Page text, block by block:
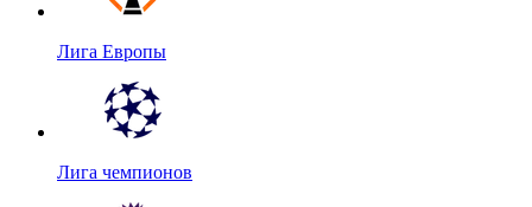
Лига Европы
Лига чемпионов